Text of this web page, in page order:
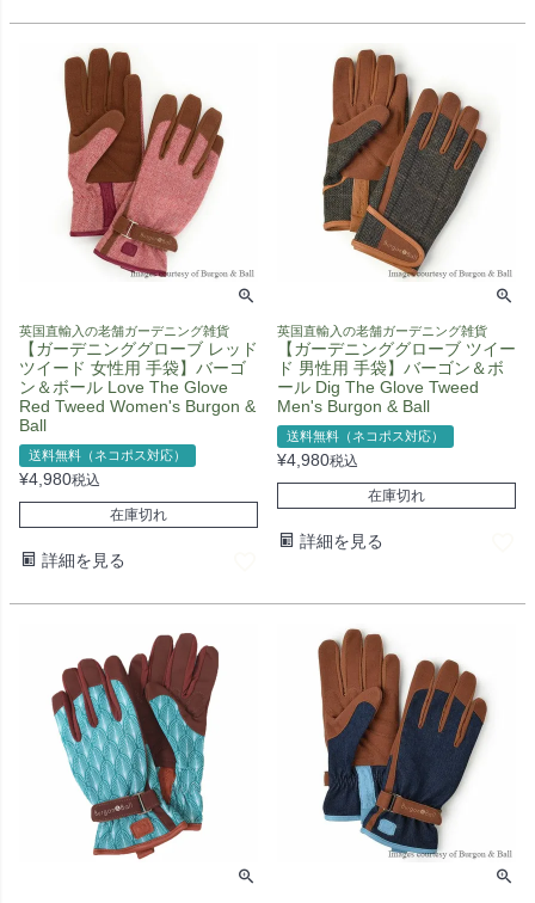
英国直輸入の老舗ガーデニング雑貨
【ガーデニンググローブ レッド
ツイード 女性用 手袋】バーゴ
ン＆ボール Love The Glove
Red Tweed Women's Burgon &
Ball
送料無料（ネコポス対応）
¥4,980税込
在庫切れ
詳細を見る
英国直輸入の老舗ガーデニング雑貨
【ガーデニンググローブ ツイー
ド 男性用 手袋】バーゴン＆ボ
ール Dig The Glove Tweed
Men's Burgon & Ball
送料無料（ネコポス対応）
¥4,980税込
在庫切れ
詳細を見る